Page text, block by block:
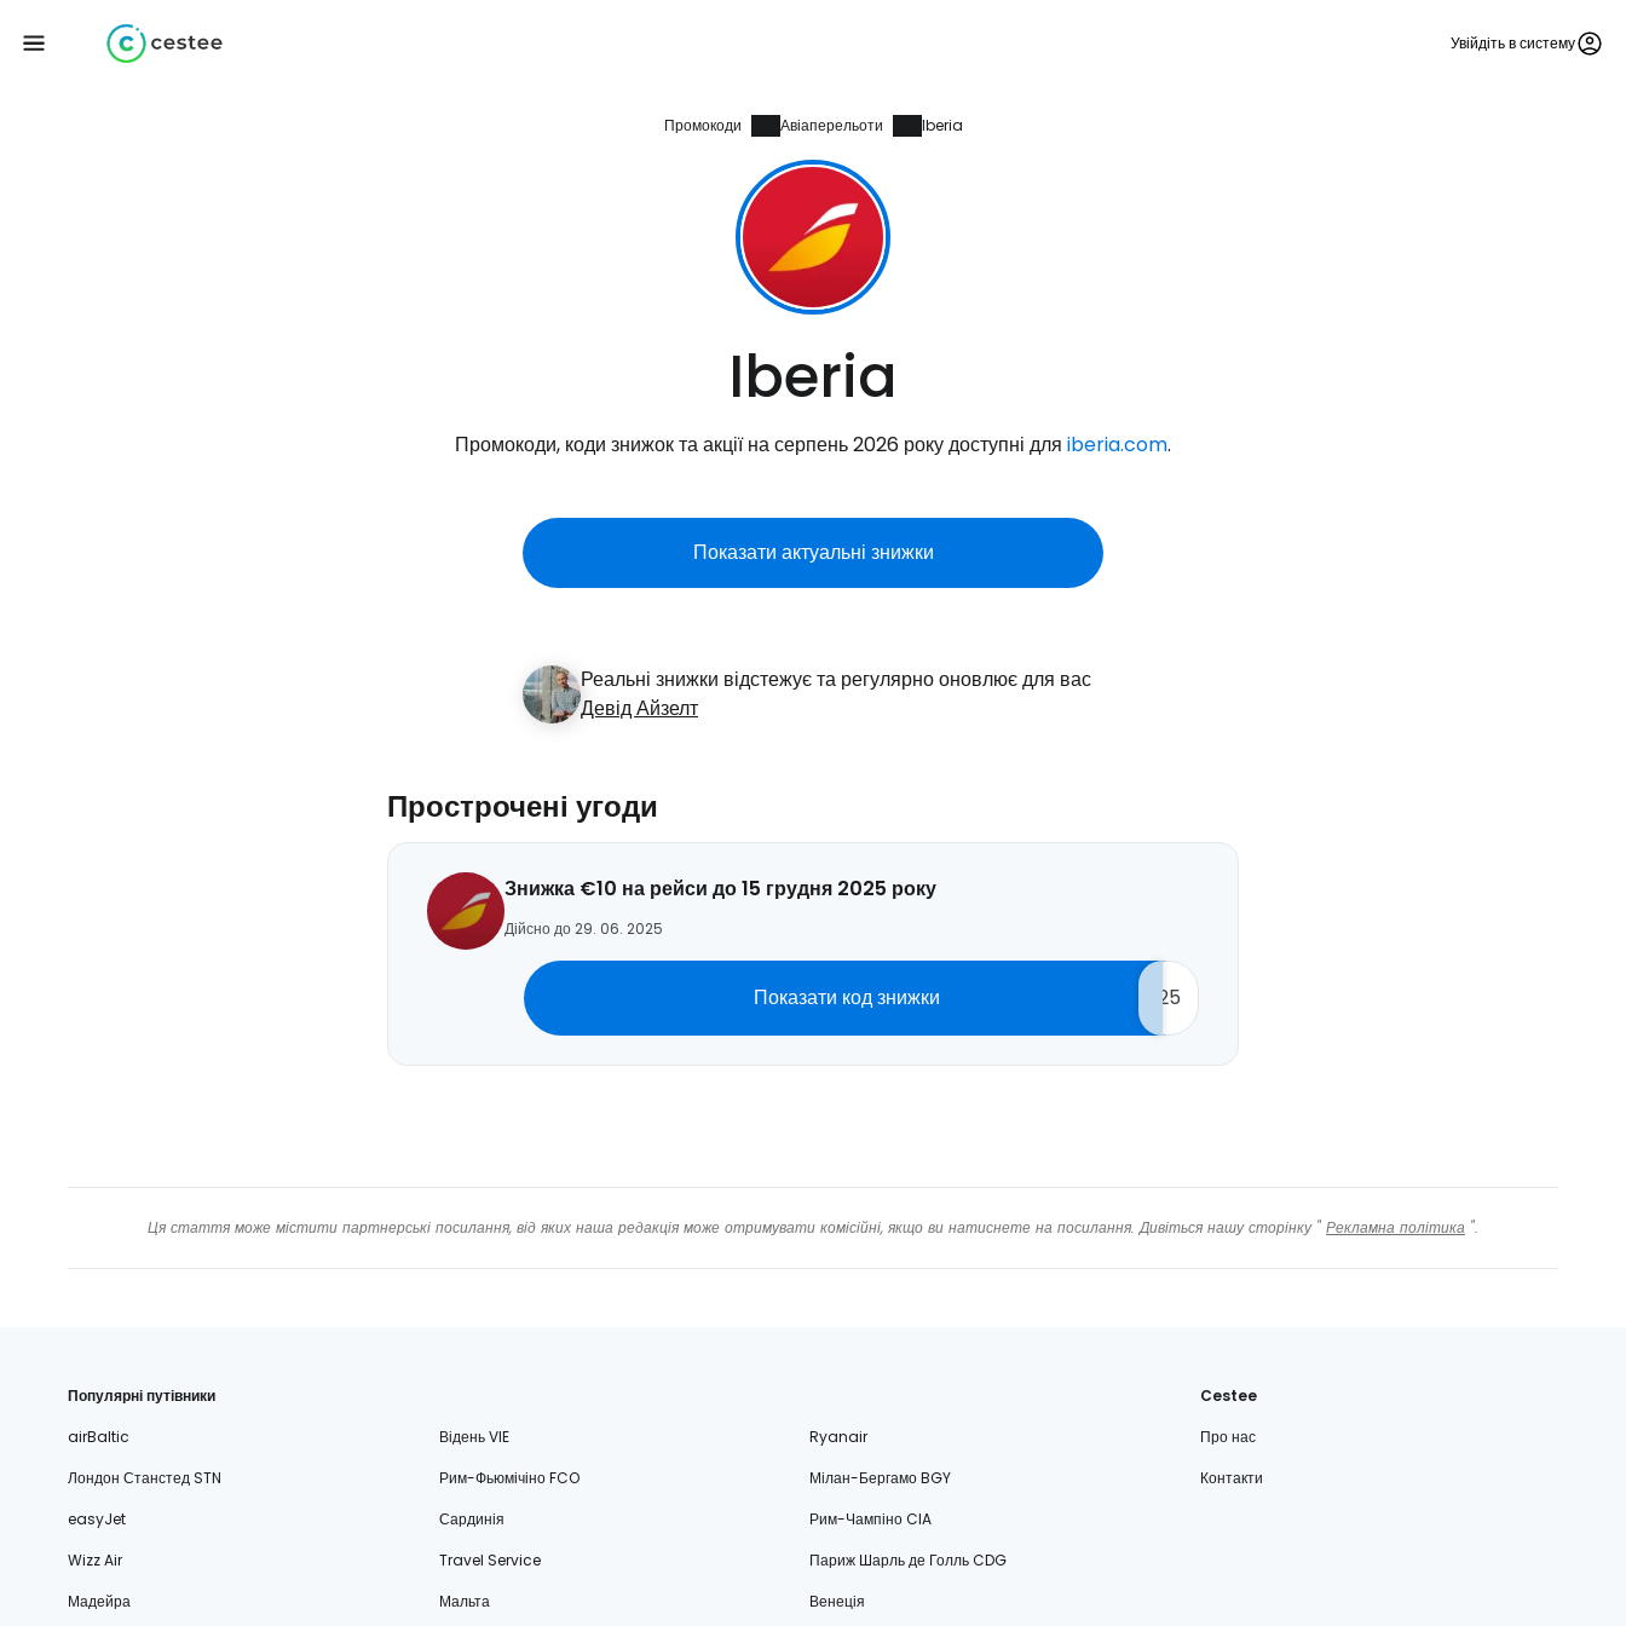
Увійдіть в систему
Промокоди Авіаперельоти Iberia
Iberia
Промокоди, коди знижок та акції на серпень 2026 року доступні для iberia.com.
Показати актуальні знижки
Реальні знижки відстежує та регулярно оновлює для вас
Девід Айзелт
Прострочені угоди
Знижка €10 на рейси до 15 грудня 2025 року
Дійсно до 29. 06. 2025
Показати код знижки 25
Ця стаття може містити партнерські посилання, від яких наша редакція може отримувати комісійні, якщо ви натиснете на посилання. Дивіться нашу сторінку " Рекламна політика ".
Популярні путівники
airBaltic
Відень VIE
Ryanair
Лондон Станстед STN
Рим-Фьюмічіно FCO
Мілан-Бергамо BGY
easyJet
Сардинія
Рим-Чампіно CIA
Wizz Air
Travel Service
Париж Шарль де Голль CDG
Мадейра
Мальта Венеція
Cestee
Про нас
Контакти
... світова туристична спільнота